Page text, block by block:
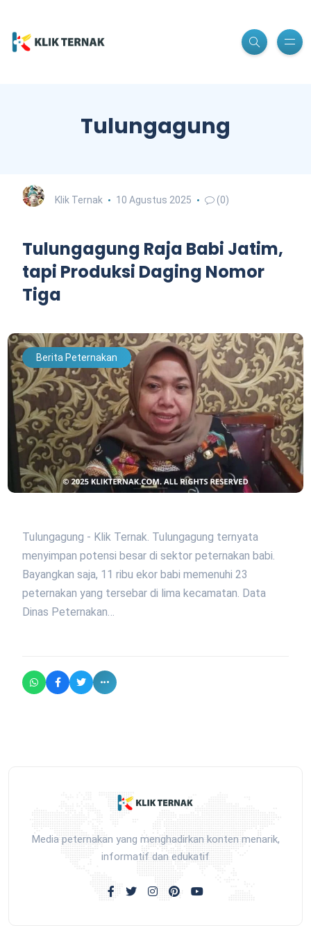
Tulungagung
Klik Ternak 10 Agustus 2025 (0)
Tulungagung Raja Babi Jatim,
tapi Produksi Daging Nomor
Tiga
Berita Peternakan
Tulungagung - Klik Ternak. Tulungagung ternyata
menyimpan potensi besar di sektor peternakan babi.
Bayangkan saja, 11 ribu ekor babi memenuhi 23
peternakan yang tersebar di lima kecamatan. Data
Dinas Peternakan…
Media peternakan yang menghadirkan konten menarik,
informatif dan edukatif